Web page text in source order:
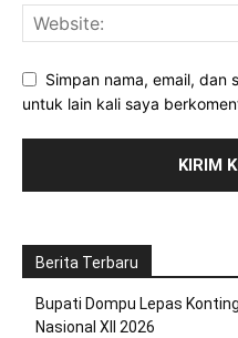
Simpan nama, email, dan
untuk lain kali saya
Berita Terbaru
Bupati Dompu Lepas
Nasional XII 2026